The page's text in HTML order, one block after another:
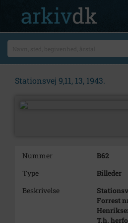
Stationsvej 9,11, 13, 1943.
Nummer
B62
Type
Billeder
Beskrivelse
Forrest
T.h.